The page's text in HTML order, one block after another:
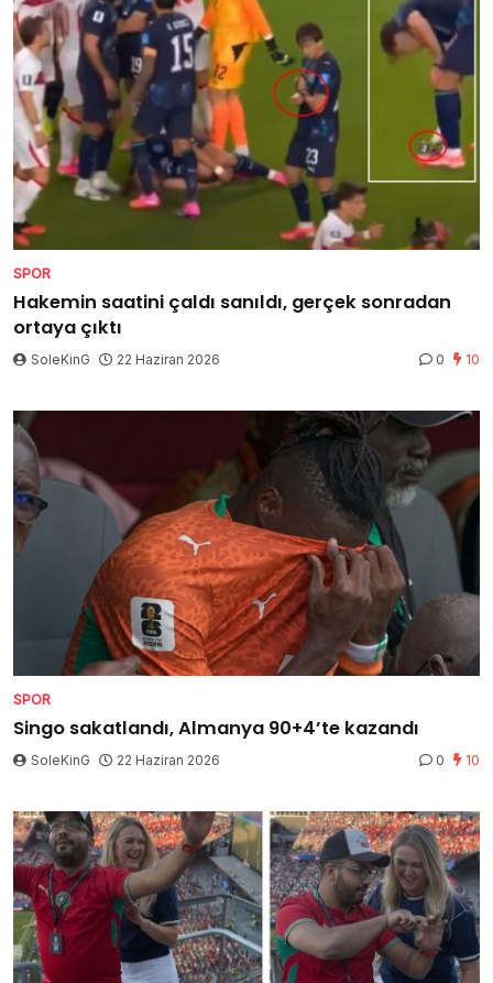
SPOR
Hakemin saatini çaldı sanıldı, gerçek sonradan
ortaya çıktı
SoleKinG 22 Haziran 2026 0 10
SPOR
Singo sakatlandı, Almanya 90+4’te kazandı
SoleKinG 22 Haziran 2026 0 10